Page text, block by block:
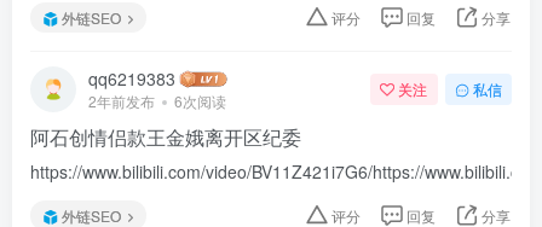
外链SEO 评分 回复 分享
qq6219383
2年前发布 6次阅读
关注 私信
阿石创情侣款王金娥离开区纪委
https://www.bilibili.com/video/BV11Z421i7G6/https://
外链SEO 评分 回复 分享